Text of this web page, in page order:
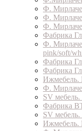
Ф.
Ф.
Ф.
Фабрика
Ф.
pink/soft/
Фабрика
Фабрика
Ф.
SV
Фабрика
SV